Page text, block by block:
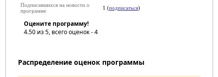
Подписавшихся на новости о
программе
1 (подписаться)
Оцените программу!
4.50из 5, всего оценок -4
Распределение оценок программы